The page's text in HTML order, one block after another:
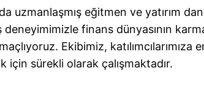
uzmanlaşmış eğitmen ve yatırım
finans dünyasının
Ekibimiz, katılımcılarımıza
için sürekli olarak çalışmaktadır.